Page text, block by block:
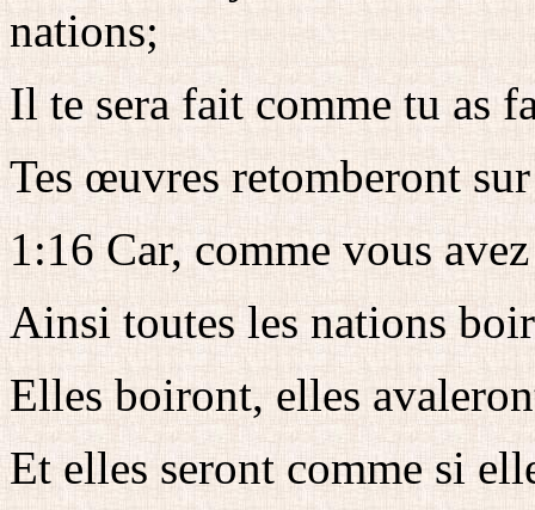
nations;
Il te sera fait comme tu as
Tes œuvres retomberont
1:16 Car, comme vous
Ainsi toutes les nations
Elles boiront, elles
Et elles seront comme si